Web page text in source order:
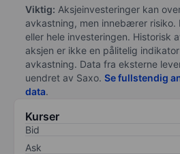
Viktig: Aksjeinvesteringer kan
avkastning, men innebærer risiko.
eller hele investeringen. Historisk
aksjen er ikke en pålitelig
avkastning. Data fra eksterne
uendret av Saxo. Se fullstendig
data.
Kurser
Bid
Ask